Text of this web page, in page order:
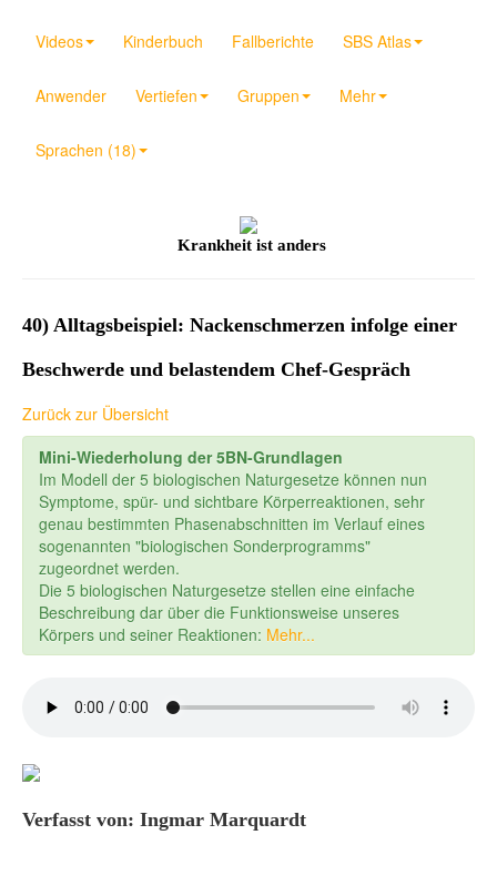
Videos Kinderbuch Fallberichte SBS Atlas
Anwender Vertiefen Gruppen Mehr
Sprachen (18)
Krankheit ist anders
40) Alltagsbeispiel: Nackenschmerzen infolge einer
Beschwerde und belastendem Chef-Gespräch
Zurück zur Übersicht
Mini-Wiederholung der 5BN-Grundlagen
Im Modell der 5 biologischen Naturgesetze können nun
Symptome, spür- und sichtbare Körperreaktionen, sehr
genau bestimmten Phasenabschnitten im Verlauf eines
sogenannten "biologischen Sonderprogramms"
zugeordnet werden.
Die 5 biologischen Naturgesetze stellen eine einfache
Beschreibung dar über die Funktionsweise unseres
Körpers und seiner Reaktionen: Mehr...
Verfasst von: Ingmar Marquardt